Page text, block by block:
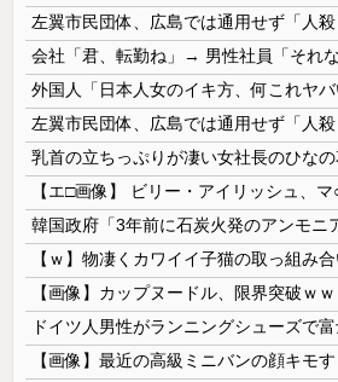
乳首の立ちっぷりが凄い女社長のひな
【エ□画像】 ビリー・アイリッシュ、
【ｗ】物凄くカワイイ子猫の取っ組み合
【画像】カップヌードル、限界突破ｗｗ
【画像】最近の高級ミニバンの顔キモ